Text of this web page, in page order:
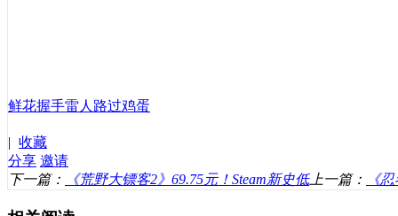
鲜花握手雷人 路过鸡蛋
| 收藏
分享 邀请
下一篇：
《荒野大镖客2》69.75元！Steam新史低上一篇： 《